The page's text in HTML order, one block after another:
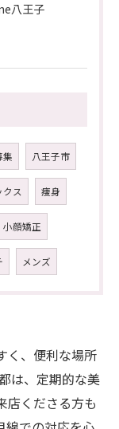
八王子
集 八王子市
クス 痩身
小顔矯正
メンズ
く、便利な場所
は、定期的な美
店くださる方も